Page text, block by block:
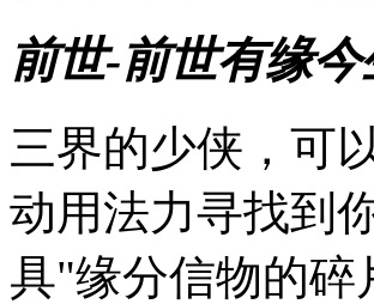
前世-前世有缘今
三界的少侠，可
动用法力寻找到
具"缘分信物的